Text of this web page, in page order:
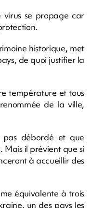
virus se propage car
historique, met
de quoi justifier la
température et tous
de la ville,
débordé et que
Mais il prévient que si
à accueillir des
équivalente à trois
un des pays les